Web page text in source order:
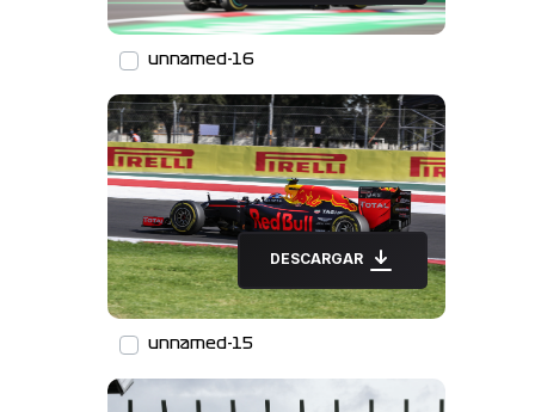
unnamed-16
DESCARGAR
unnamed-15